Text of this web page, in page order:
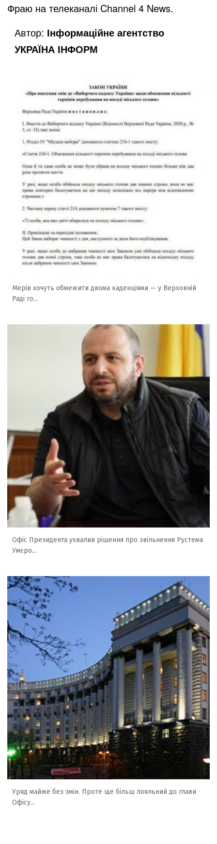
Фраю на телеканалі Channel 4 News.
Автор: Інформаційне агентство
УКРАЇНА ІНФОРМ
Мерів хочуть обмежити двома каденціями — у Верховній
Раді го...
Офіс Президента ухвалив рішення про звільнення Рустема
Умєро...
Уряд майже без змін. Проте ще більш лояльний до глави
Офісу...